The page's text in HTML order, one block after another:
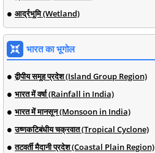
आर्द्रभूमि (Wetland)
भारत का भूगोल
द्वीपीय समूह प्रदेश (Island Group Region)
भारत में वर्षा (Rainfall in India)
भारत में मानसून (Monsoon in India)
उष्णकटिबंधीय चक्रवात (Tropical Cyclone)
तटवर्ती मैदानी प्रदेश (Coastal Plain Region)